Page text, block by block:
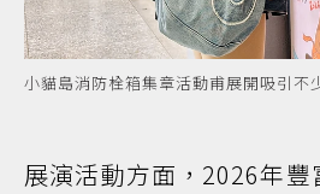
小貓島消防栓箱集章活動甫展開吸引不
展演活動方面，2026年